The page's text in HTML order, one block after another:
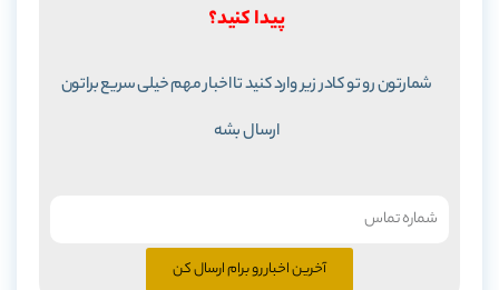
پیدا کنید؟
شمارتون رو تو کادر زیر وارد کنید تا اخبار مهم خیلی سریع براتون
ارسال بشه
آخرین اخبار رو برام ارسال کن